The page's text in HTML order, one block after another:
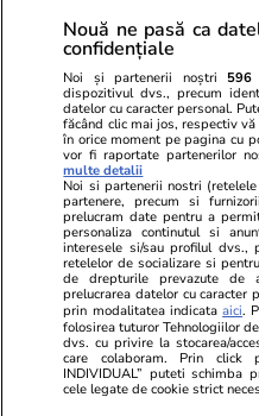
Valea Oltului și ce
a dat polițiștilor
Fundament pentru un
model de dezvoltare
– oportunitatea
tehnologice pentru
din România
Nouă ne pasă ca
confidențiale
Noi și partenerii noștri 596
dispozitivul dvs., precum
datelor cu caracter personal.
făcând clic mai jos, respectiv
în orice moment pe pagina cu
vor fi raportate partenerilor
multe detalii
Noi si partenerii nostri
partenere, precum si
prelucram date pentru a
personaliza continutul si
interesele si/sau profilul dvs.,
retelelor de socializare si
de drepturile prevazute
prelucrarea datelor cu caracter
prin modalitatea indicataaici.
folosirea tuturor Tehnologiilor
dvs. cu privire la stocarea/
care colaboram. Prin click
INDIVIDUAL” puteti schimba
cele legate de cookie strict